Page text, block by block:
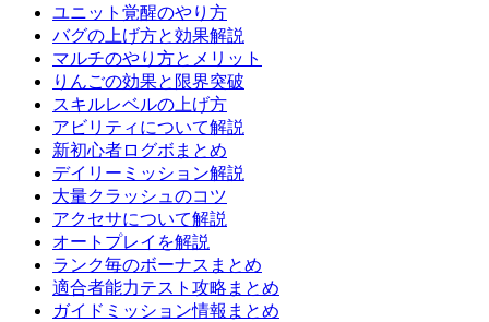
ユニット覚醒のやり方
バグの上げ方と効果解説
マルチのやり方とメリット
りんごの効果と限界突破
スキルレベルの上げ方
アビリティについて解説
新初心者ログボまとめ
デイリーミッション解説
大量クラッシュのコツ
アクセサについて解説
オートプレイを解説
ランク毎のボーナスまとめ
適合者能力テスト攻略まとめ
ガイドミッション情報まとめ